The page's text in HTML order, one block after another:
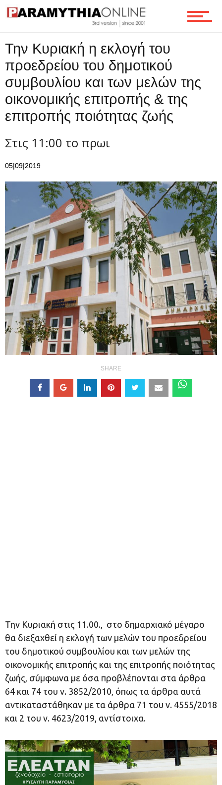
Τεχνολογία
Την Κυριακή η εκλογή του
προεδρείου του δημοτικού
συμβουλίου και των μελών της
οικονομικής επιτροπής & της
επιτροπής ποιότητας ζωής
Στις 11:00 το πρωι
05|09|2019
SHARE
Την Κυριακή στις 11.00., στο δημαρχιακό μέγαρο
θα διεξαχθεί η εκλογή των μελών του προεδρείου
του δημοτικού συμβουλίου και των μελών της
οικονομικής επιτροπής και της επιτροπής ποιότητας
ζωής, σύμφωνα με όσα προβλέπονται στα άρθρα
64 και 74 του ν. 3852/2010, όπως τα άρθρα αυτά
αντικαταστάθηκαν με τα άρθρα 71 του ν. 4555/2018
και 2 του ν. 4623/2019, αντίστοιχα.